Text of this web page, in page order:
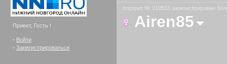
Привет, Гость !
- Войти
- Зарегистрироваться
портрет № 319533 зарегистрирован
Airen85